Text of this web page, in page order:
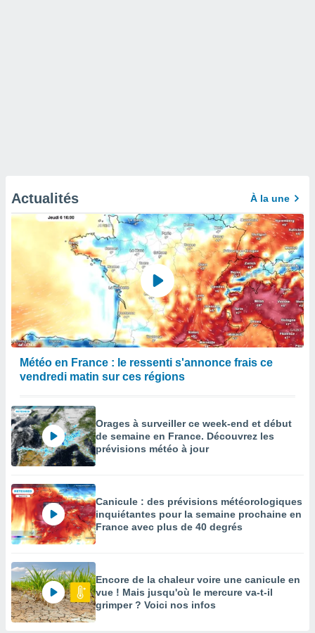
Actualités À la une
Météo en France : le ressenti s'annonce frais ce
vendredi matin sur ces régions
Orages à surveiller ce week-end et début
de semaine en France. Découvrez les
prévisions météo à jour
Canicule : des prévisions météorologiques
inquiétantes pour la semaine prochaine en
France avec plus de 40 degrés
Encore de la chaleur voire une canicule en
vue ! Mais jusqu'où le mercure va-t-il
grimper ? Voici nos infos